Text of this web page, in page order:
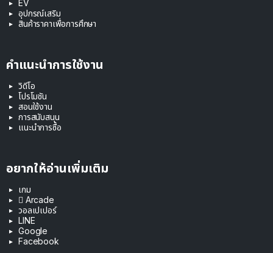
EV
อุปกรณ์เสริม
สินค้าราคาเพื่อการศึกษา
คำแนะนำการใช้งาน
วิดีโอ
โปรโมชัน
สอนใช้งาน
การสนับสนุน
แนะนำการซื้อ
อยากให้อ่านเพิ่มเติม
เกม
 Arcade
วอลเปเปอร์
LINE
Google
Facebook